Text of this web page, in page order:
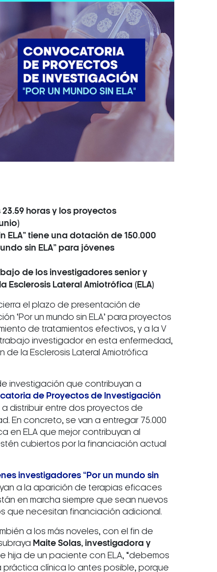
horas y los proyectos
ELA” tiene una dotación de 150.000
sin ELA” para jóvenes
de los investigadores senior y
Lateral Amiotrófica (ELA)
el plazo de presentación de
‘Por un mundo sin ELA’ para proyectos
de tratamientos efectivos, y a la V
investigador en esta enfermedad,
la Esclerosis Lateral Amiotrófica
investigación que contribuyan a
de Proyectos de Investigación
distribuir entre dos proyectos de
En concreto, se van a entregar 75.000
ELA que mejor contribuyan al
cubiertos por la financiación actual
investigadores “Por un mundo sin
a la aparición de terapias eficaces
en marcha siempre que sean nuevos
necesitan financiación adicional.
a los más noveles, con el fin de
Maite Solas, investigadora y
hija de un paciente con ELA, “debemos
práctica clínica lo antes posible, porque